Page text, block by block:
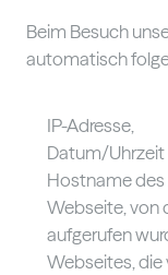
Beim Besuch
automatisch
IP-Adresse,
Datum/Uhrzeit
Hostname des
Webseite, von
aufgerufen
Webseites, die